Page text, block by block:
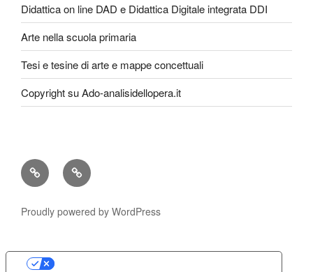
Didattica on line DAD e Didattica Digitale integrata DDI
Arte nella scuola primaria
Tesi e tesine di arte e mappe concettuali
Copyright su Ado-analisidellopera.it
Privacy
Policy
Cookie
Poicy
Proudly powered by WordPress
Le tue preferenze relative alla privacy